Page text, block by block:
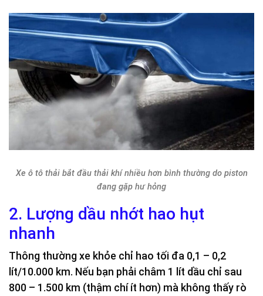
Xe ô tô thải bắt đầu thải khí nhiều hơn bình thường do piston
đang gặp hư hỏng
2. Lượng dầu nhớt hao hụt
nhanh
Thông thường xe khỏe chỉ hao tối đa 0,1 – 0,2
lít/10.000 km. Nếu bạn phải châm 1 lít dầu chỉ sau
800 – 1.500 km (thậm chí ít hơn) mà không thấy rò